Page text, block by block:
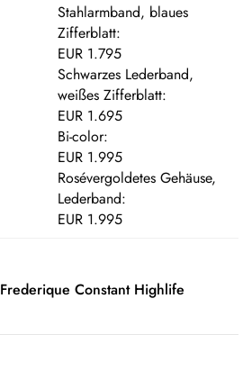
Stahlarmband, blaues
Zifferblatt:
EUR 1.795
Schwarzes Lederband,
weißes Zifferblatt:
EUR 1.695
Bi-color:
EUR 1.995
Rosévergoldetes Gehäuse,
Lederband:
EUR 1.995
Frederique Constant Highlife